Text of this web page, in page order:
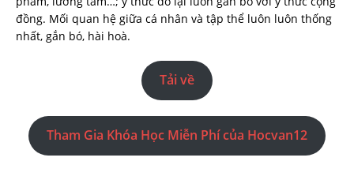
đồng. Mối quan hệ giữa cá nhân và tập thể luôn luôn thống
nhất, gắn bó, hài hoà.
Tải về
Tham Gia Khóa Học Miễn Phí của Hocvan12